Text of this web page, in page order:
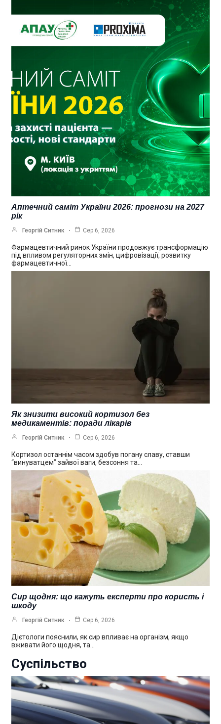
Аптечний саміт України 2026: прогнози на 2027
рік
Георгій Ситник Сер 6, 2026
Фармацевтичний ринок України продовжує трансформацію
під впливом регуляторних змін, цифровізації, розвитку
фармацевтичної…
Як знизити високий кортизол без
медикаментів: поради лікарів
Георгій Ситник Сер 6, 2026
Кортизол останнім часом здобув погану славу, ставши
“винуватцем” зайвої ваги, безсоння та…
Сир щодня: що кажуть експерти про користь і
шкоду
Георгій Ситник Сер 6, 2026
Дієтологи пояснили, як сир впливає на організм, якщо
вживати його щодня, та…
Суспільство